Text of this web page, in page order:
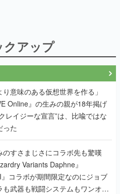
クアップ
り意味のある仮想世界を作る」
Online』の生みの親が18年掲げ
レイジーな宣言”は、比喩ではな
った
のすさまじさにコラボ先も驚嘆
Variants Daphne』
コラボが期間限定なのにジョブ
も武器も戦闘システムもワンオフ